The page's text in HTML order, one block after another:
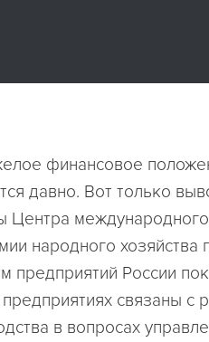
финансовое
давно. Вот только
Центра
народного
предприятий России
связаны с
в вопросах